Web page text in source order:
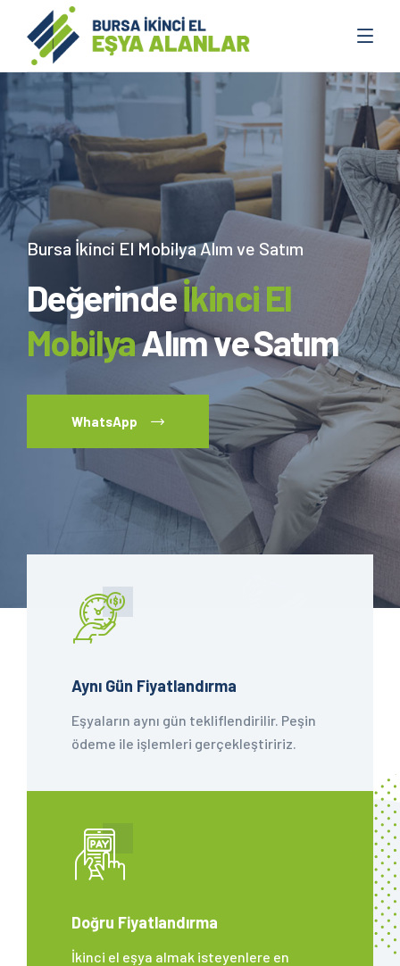
Bursa İkinci El Mobilya Alım ve Satım
Değerindeİkinci El
MobilyaAlım ve Satım
WhatsApp
Aynı Gün Fiyatlandırma
Eşyaların aynı gün tekliflendirilir. Peşin
ödeme ile işlemleri gerçekleştiririz.
Doğru Fiyatlandırma
İkinci el eşya almak isteyenlere en